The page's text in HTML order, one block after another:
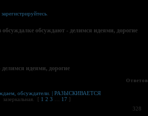
зарегистрируйтесь.
обсуждалке обсуждают - делимся идеями, дорогие
идеями, дорогие
Ответов
обсуждатели. | РАЗЫСКИВАЕТСЯ
зазеркальная. [ 1 2 3 17 ]
328